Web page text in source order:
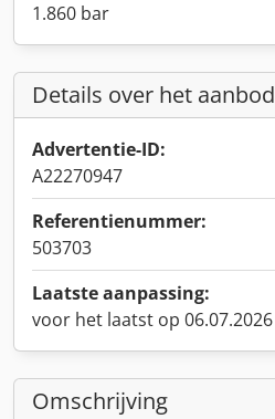
1.860 bar
Details over het aanbod
Advertentie-ID:
A22270947
Referentienummer:
503703
Laatste aanpassing:
voor het laatst op 06.07.2026
Omschrijving